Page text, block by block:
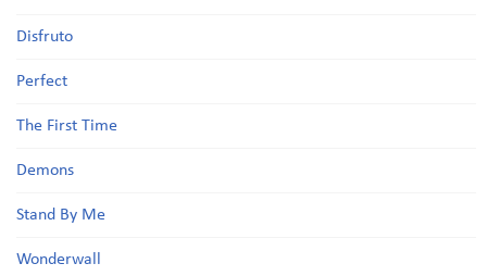
Disfruto
Perfect
The First Time
Demons
Stand By Me
Wonderwall